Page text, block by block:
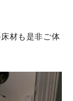
材も是非ご体